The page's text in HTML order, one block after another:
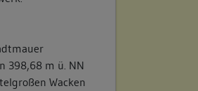
398,68 m ü. NN
Wacken